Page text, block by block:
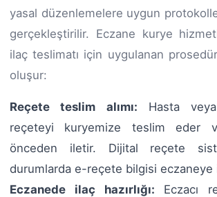
yasal düzenlemelere uygun
gerçekleştirilir. Eczane kurye
ilaç teslimatı için uygulanan
oluşur:
Reçete teslim alımı: Hasta
reçeteyi kuryemize teslim eder
önceden iletir. Dijital reçete
durumlarda e-reçete bilgisi eczaneye
Eczanede ilaç hazırlığı: Eczacı